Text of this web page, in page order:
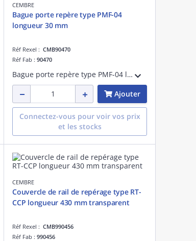
CEMBRE
Bague porte repère type PMF-04
longueur 30 mm
Réf Rexel : CMB90470
Réf Fab : 90470
Bague porte repère type PMF-04 longueur 30 mm
Ajouter
Connectez-vous pour voir vos prix
et les stocks
CEMBRE
Couvercle de rail de repérage type RT-
CCP longueur 430 mm transparent
Réf Rexel : CMB990456
Réf Fab : 990456